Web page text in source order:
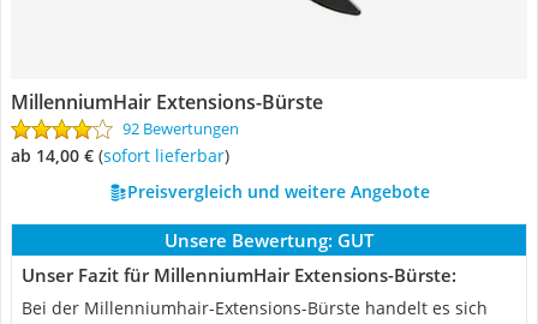
MillenniumHair Extensions-Bürste
92 Bewertungen
ab 14,00 € ( Sofort lieferbar)
Preisvergleich und weitere Angebote
Unsere Bewertung: GUT
Unser Fazit für MillenniumHair Extensions-Bürste:
Bei der Millenniumhair-Extensions-Bürste handelt es sich